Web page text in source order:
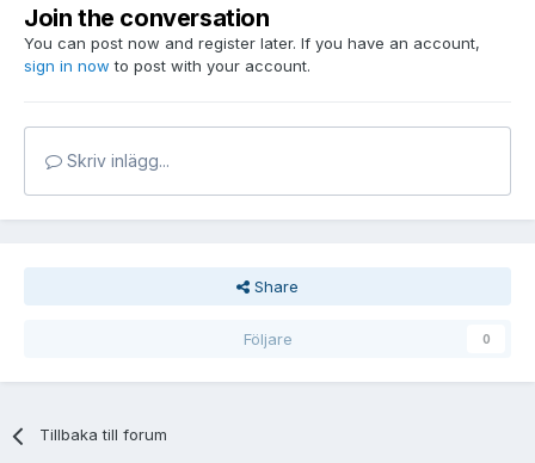
Join the conversation
You can post now and register later. If you have an account,
sign in now to post with your account.
Skriv inlägg...
Share
Följare 0
Tillbaka till forum